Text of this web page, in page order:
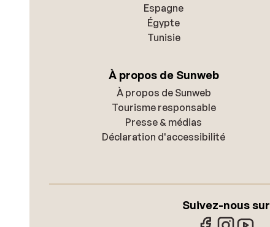
Espagne
Égypte
Tunisie
À propos de Sunweb
À propos de Sunweb
Tourisme responsable
Presse & médias
Déclaration d'accessibilité
Suivez-nous sur